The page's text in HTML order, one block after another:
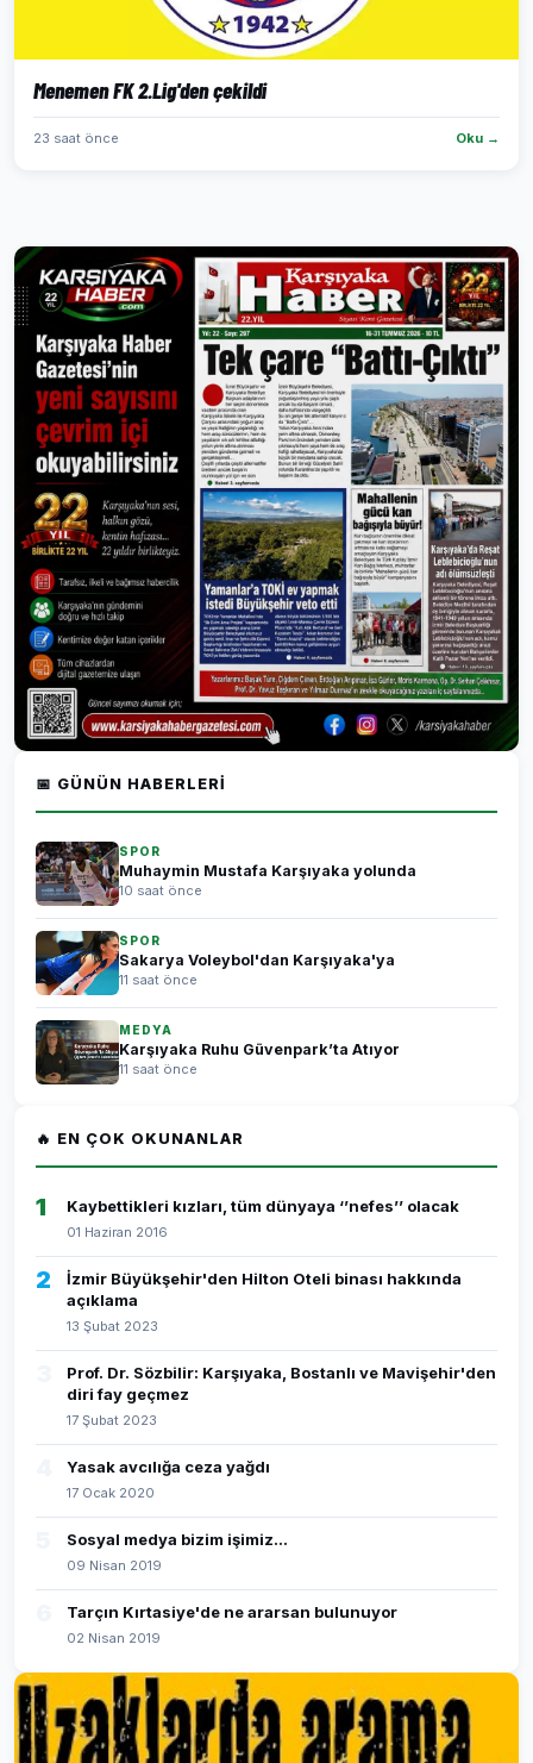
Menemen FK 2.Lig'den çekildi
23 saat önce Oku →
📅 GÜNÜN HABERLERI
SPOR
Muhaymin Mustafa Karşıyaka yolunda
10 saat önce
SPOR
Sakarya Voleybol'dan Karşıyaka'ya
11 saat önce
MEDYA
Karşıyaka Ruhu Güvenpark’ta Atıyor
11 saat önce
🔥 EN ÇOK OKUNANLAR
1 Kaybettikleri kızları, tüm dünyaya ‘’nefes’’ olacak
01 Haziran 2016
2
İzmir Büyükşehir'den Hilton Oteli binası hakkında
açıklama
13 Şubat 2023
Prof. Dr. Sözbilir: Karşıyaka, Bostanlı ve Mavişehir'den
diri fay geçmez
17 Şubat 2023
Yasak avcılığa ceza yağdı
17 Ocak 2020
Sosyal medya bizim işimiz...
09 Nisan 2019
Tarçın Kırtasiye'de ne ararsan bulunuyor
02 Nisan 2019